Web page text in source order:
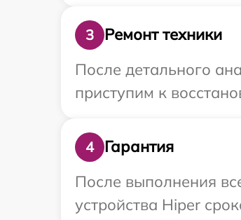
3
Ремонт техники
После детального
приступим к
4
Гарантия
После выполнения
устройства Hiper